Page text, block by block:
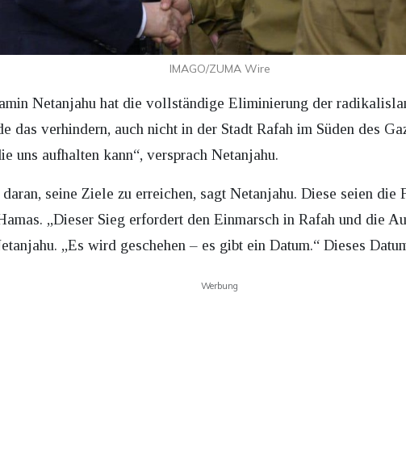
IMAGO/ZUMA Wire
Netanjahu hat die vollständige Eliminierung der
das verhindern, auch nicht in der Stadt Rafah im Süden des
uns aufhalten kann“, versprach Netanjahu.
seine Ziele zu erreichen, sagt Netanjahu. Diese seien
„Dieser Sieg erfordert den Einmarsch in Rafah und die
„Es wird geschehen – es gibt ein Datum.“ Dieses
Werbung